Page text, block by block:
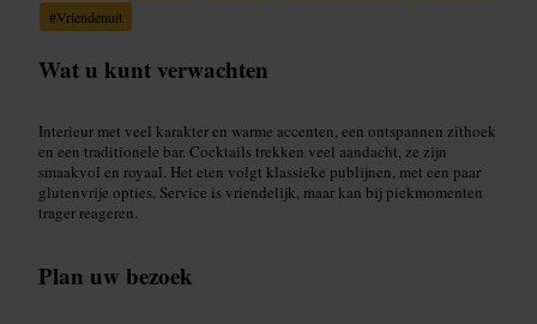
#Vriendenuit
Wat u kunt verwachten
Interieur met veel karakter en warme accenten, een ontspannen zithoek
en een traditionele bar. Cocktails trekken veel aandacht, ze zijn
smaakvol en royaal. Het eten volgt klassieke publijnen, met een paar
glutenvrije opties. Service is vriendelijk, maar kan bij piekmomenten
trager reageren.
Plan uw bezoek